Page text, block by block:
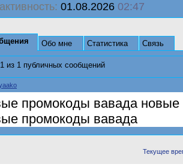
01.08.2026 02:47
Обо мне Статистика Связь
1 из 1 публичных сообщений
промокоды вавада
промокоды вавада
Текущее